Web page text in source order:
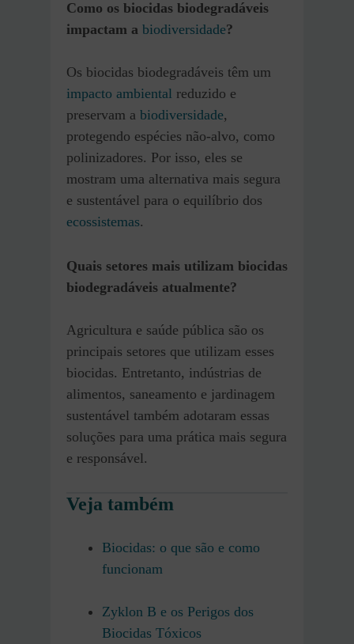
Como os biocidas biodegradáveis
impactam a biodiversidade?
Os biocidas biodegradáveis têm um
impacto ambiental reduzido e
preservam a biodiversidade,
protegendo espécies não-alvo, como
polinizadores. Por isso, eles se
mostram uma alternativa mais segura
e sustentável para o equilíbrio dos
ecossistemas.
Quais setores mais utilizam biocidas
biodegradáveis atualmente?
Agricultura e saúde pública são os
principais setores que utilizam esses
biocidas. Entretanto, indústrias de
alimentos, saneamento e jardinagem
sustentável também adotaram essas
soluções para uma prática mais segura
e responsável.
Veja também
Biocidas: o que são e como
funcionam
Zyklon B e os Perigos dos
Biocidas Tóxicos